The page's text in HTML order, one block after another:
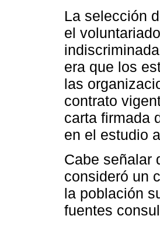
La selección
el
era que los
las
contrato
carta firmada
en el estudio
Cabe señalar
consideró un
la población
fuentes